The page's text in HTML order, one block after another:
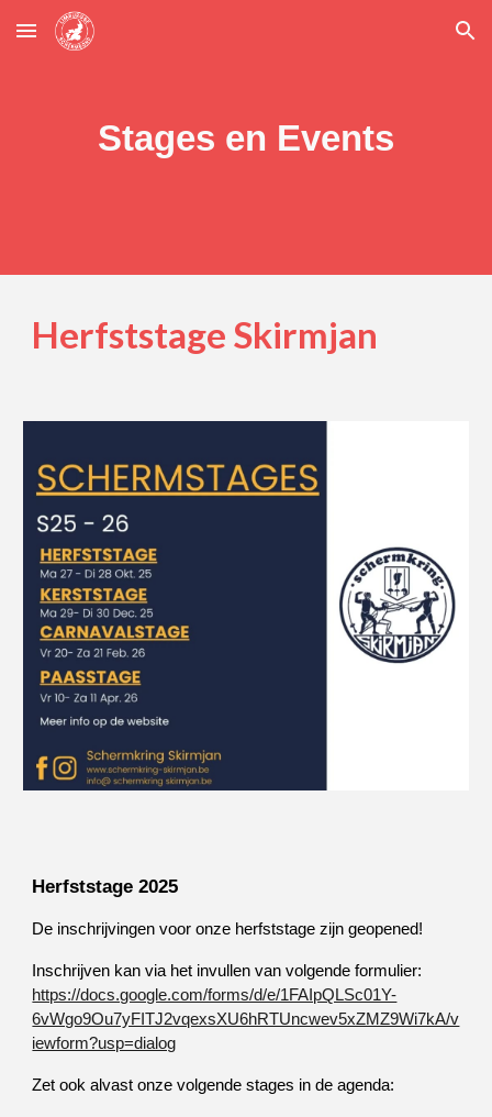
Skip to main content Skip to navigation
Stages en Events
Herfststage Skirmjan
Herfststage 2025
De inschrijvingen voor onze herfststage zijn geopened!
Inschrijven kan via het invullen van volgende formulier:
https://docs.google.com/forms/d/e/1FAIpQLSc01Y-
6vWgo9Ou7yFITJ2vqexsXU6hRTUncwev5xZMZ9Wi7kA/v
iewform?usp=dialog
Zet ook alvast onze volgende stages in de agenda: